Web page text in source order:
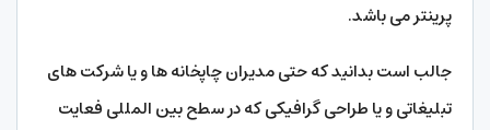
پرینتر می باشد.
جالب است بدانید که حتی مدیران چاپخانه ها و یا شرکت های
تبلیغاتی و یا طراحی گرافیکی که در سطح بین المللی فعایت